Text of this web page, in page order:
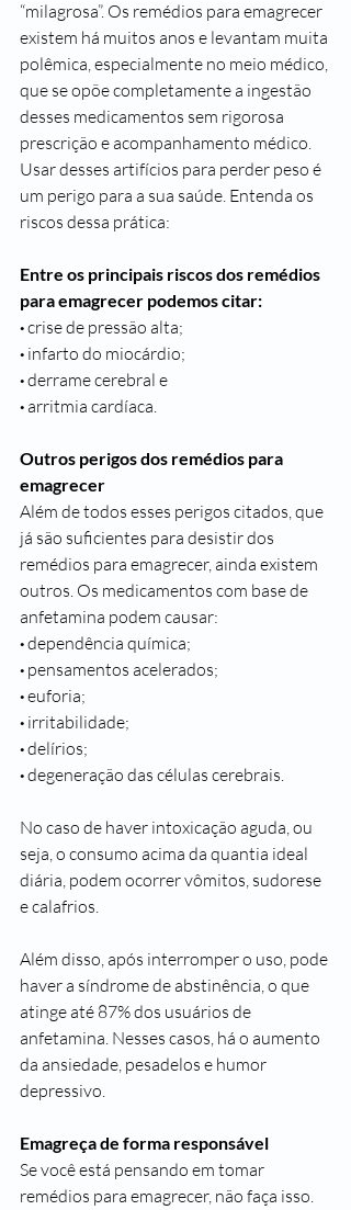
“milagrosa”. Os remédios para emagrecer
existem há muitos anos e levantam muita
polêmica, especialmente no meio médico,
que se opõe completamente a ingestão
desses medicamentos sem rigorosa
prescrição e acompanhamento médico.
Usar desses artifícios para perder peso é
um perigo para a sua saúde. Entenda os
riscos dessa prática:
Entre os principais riscos dos remédios
para emagrecer podemos citar:
· crise de pressão alta;
· infarto do miocárdio;
· derrame cerebral e
· arritmia cardíaca.
Outros perigos dos remédios para
emagrecer
Além de todos esses perigos citados, que
já são suficientes para desistir dos
remédios para emagrecer, ainda existem
outros. Os medicamentos com base de
anfetamina podem causar:
· dependência química;
· pensamentos acelerados;
· euforia;
· irritabilidade;
· delírios;
· degeneração das células cerebrais.
No caso de haver intoxicação aguda, ou
seja, o consumo acima da quantia ideal
diária, podem ocorrer vômitos, sudorese
e calafrios.
Além disso, após interromper o uso, pode
haver a síndrome de abstinência, o que
atinge até 87% dos usuários de
anfetamina. Nesses casos, há o aumento
da ansiedade, pesadelos e humor
depressivo.
Emagreça de forma responsável
Se você está pensando em tomar
remédios para emagrecer, não faça isso.